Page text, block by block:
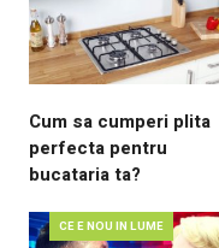
Cum sa cumperi plita
perfecta pentru
bucataria ta?
CE E NOU IN LUME